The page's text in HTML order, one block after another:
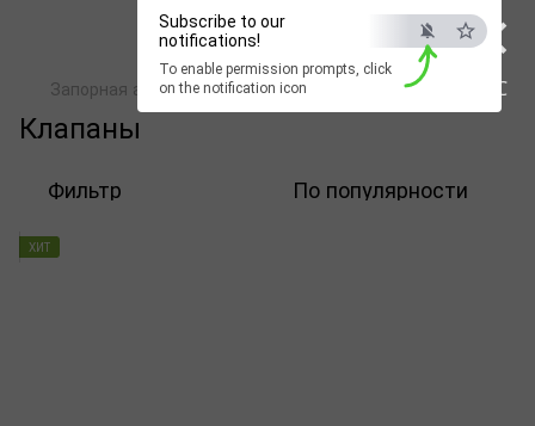
×
ESC
Subscribe to our
notifications!
To enable permission prompts, click
on the notification icon
Запорная арматура Genebre Клапаны
Клапаны
Фильтр По популярности
ХИТ